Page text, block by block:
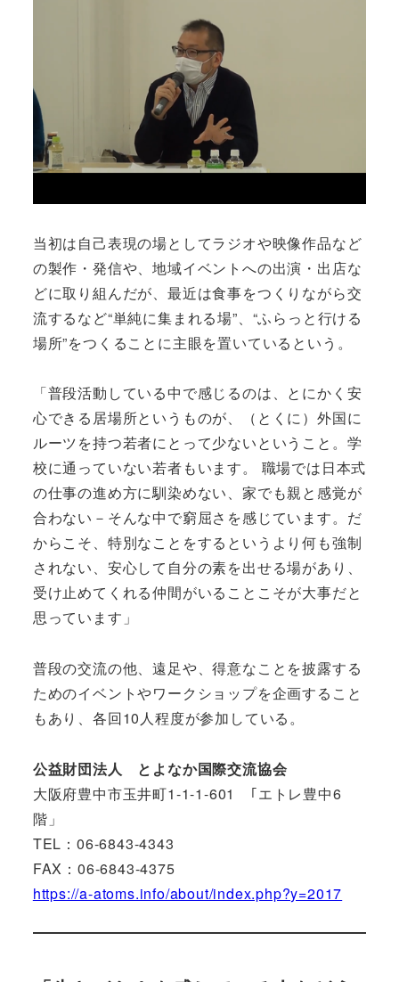
当初は自己表現の場としてラジオや映像作品など
の製作・発信や、地域イベントへの出演・出店な
どに取り組んだが、最近は食事をつくりながら交
流するなど“単純に集まれる場”、“ふらっと行ける
場所”をつくることに主眼を置いているという。
「普段活動している中で感じるのは、とにかく安
心できる居場所というものが、（とくに）外国に
ルーツを持つ若者にとって少ないということ。学
校に通っていない若者もいます。 職場では日本式
の仕事の進め方に馴染めない、家でも親と感覚が
合わない－そんな中で窮屈さを感じています。だ
からこそ、特別なことをするというより何も強制
されない、安心して自分の素を出せる場があり、
受け止めてくれる仲間がいることこそが大事だと
思っています」
普段の交流の他、遠足や、得意なことを披露する
ためのイベントやワークショップを企画すること
もあり、各回10人程度が参加している。
公益財団法人 とよなか国際交流協会
大阪府豊中市玉井町1-1-1-601 ｢エトレ豊中6
階」
TEL：06-6843-4343
FAX：06-6843-4375
https://a-atoms.info/about/index.php?y=2017